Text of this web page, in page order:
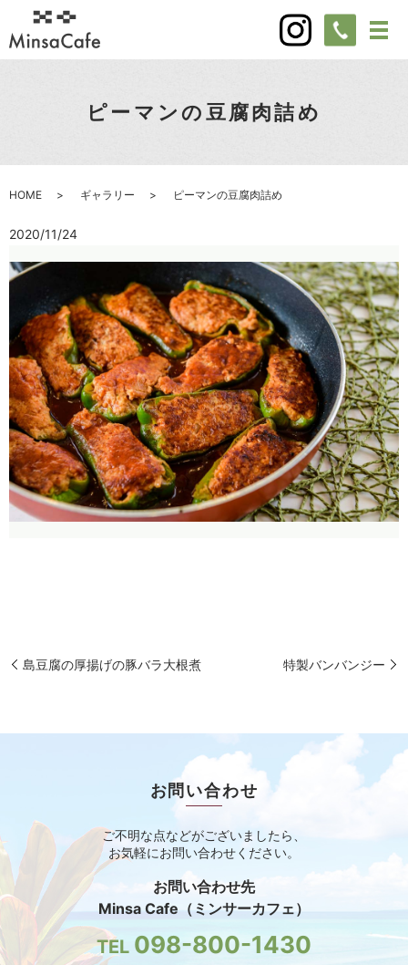
ピーマンの豆腐肉詰め
HOME ギャラリー ピーマンの豆腐肉詰め
2020/11/24
島豆腐の厚揚げの豚バラ大根煮 特製バンバンジー
お問い合わせ
ご不明な点などがございましたら、
お気軽にお問い合わせください。
お問い合わせ先
Minsa Cafe（ミンサーカフェ）
TEL 098-800-1430